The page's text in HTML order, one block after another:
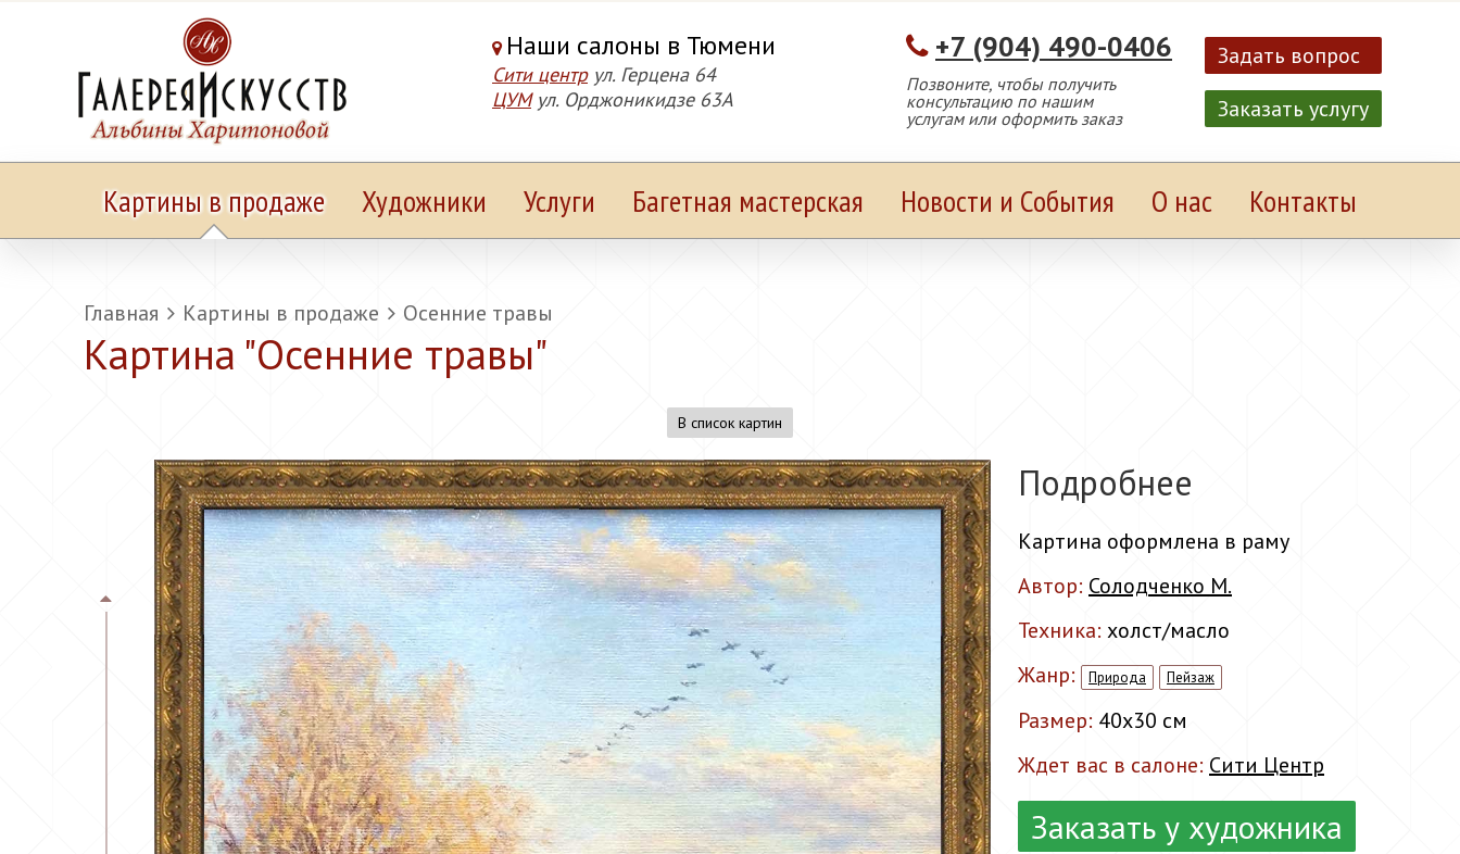
Задать вопрос
Заказать услугу
+7 (904) 490-0406
Позвоните, чтобы получить
консультацию по нашим
услугам или оформить заказ
Наши салоны в Тюмени
Сити центр ул. Герцена 64
ЦУМ ул. Орджоникидзе 63А
Картины в продаже Художники Услуги Багетная мастерская Новости и События О нас Контакты
Главная Картины в продаже Осенние травы
Картина "Осенние травы"
В список картин
Подробнее
Картина оформлена в раму
Автор: Солодченко М.
Техника: холст/масло
Жанр:
Природа Пейзаж
Размер: 40x30 см
Ждет вас в салоне: Сити Центр
Заказать у художника